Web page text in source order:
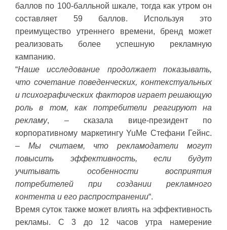
баллов по 100-балльной шкале, тогда как утром он
составляет 59 баллов. Используя это
преимущество утреннего времени, бренд может
реализовать более успешную рекламную
кампанию.
“Наше исследование продолжает показывать,
что сочетание поведенческих, контекстуальных
и психографических факторов играет решающую
роль в том, как потребители реагируют на
рекламу, – сказала вице-президент по
корпоративному маркетингу YuMe Стефани Гейнс.
– Мы считаем, что рекламодатели могут
повысить эффективность, если будут
учитывать особенности восприятия
потребителей при создании рекламного
контента и его распространении“.
Время суток также может влиять на эффективность
рекламы. С 3 до 12 часов утра намерение